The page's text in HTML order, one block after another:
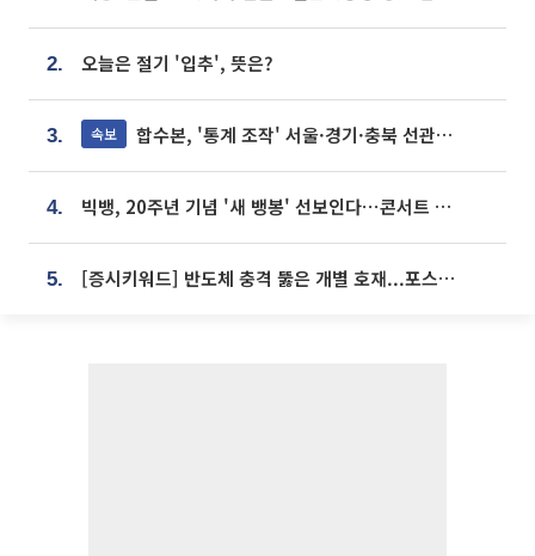
2. 오늘은 절기 '입추', 뜻은?
3. 속보 합수본, '통계 조작' 서울·경기·충북 선관위 등 추가 압수수색
4. 빅뱅, 20주년 기념 '새 뱅봉' 선보인다⋯콘서트 앞두고 팝업 개최
5. [증시키워드] 반도체 충격 뚫은 개별 호재...포스코퓨처엠·에코프로·한화솔루션 '눈길'